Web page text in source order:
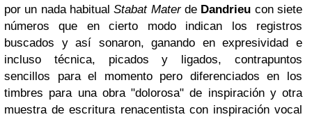
por un nada habitualStabat Materde Dandrieu con siete
números que en cierto modo indican los registros
buscados y así sonaron, ganando en expresividad e
incluso técnica, picados y ligados, contrapuntos
sencillos para el momento pero diferenciados en los
timbres para una obra "dolorosa" de inspiración y otra
muestra de escritura renacentista con inspiración vocal